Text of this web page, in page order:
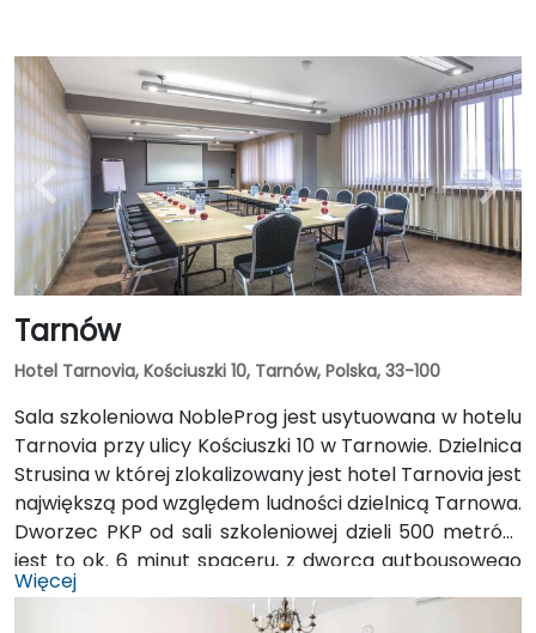
Tarnów
Hotel Tarnovia, Kościuszki 10, Tarnów, Polska, 33-100
Sala szkoleniowa NobleProg jest usytuowana w hotelu
Tarnovia przy ulicy Kościuszki 10 w Tarnowie. Dzielnica
Strusina w której zlokalizowany jest hotel Tarnovia jest
największą pod względem ludności dzielnicą Tarnowa.
Dworzec PKP od sali szkoleniowej dzieli 500 metrów,
jest to ok. 6 minut spaceru, z dworca autbousowego
PKS odległość wynosi ok 350 metrów, spacerem
przez ulicę Krakowską zajmie to ok. 4 minut.
Więcej